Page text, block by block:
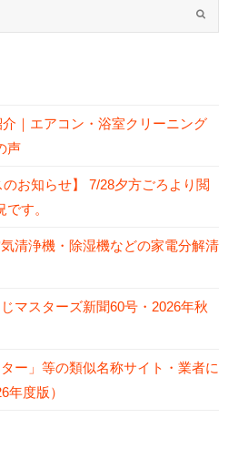
｜エアコン・浴室クリーニング
声
のお知らせ】 7/28夕方ごろより閲
す。
清浄機・除湿機などの家電分解清
マスターズ新聞60号・2026年秋
ー」等の類似名称サイト・業者に
年度版）